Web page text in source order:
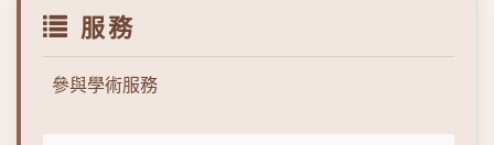
服務
參與學術服務